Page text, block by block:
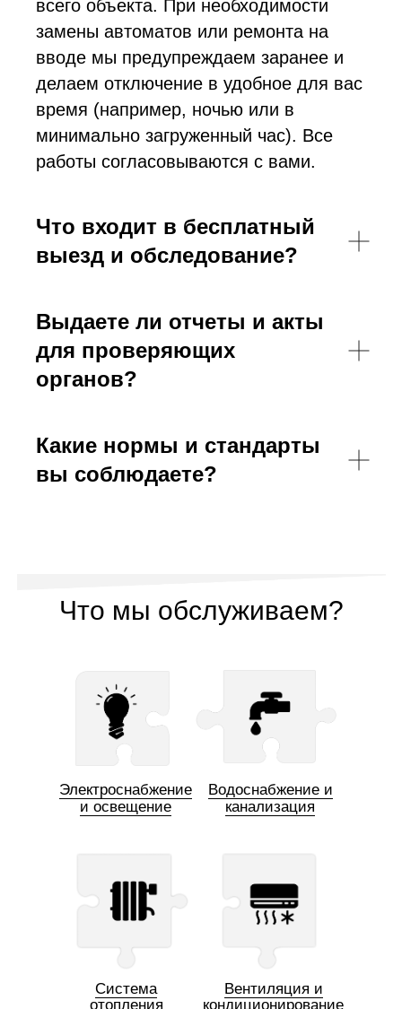
всего объекта. При необходимости
замены автоматов или ремонта на
вводе мы предупреждаем заранее и
делаем отключение в удобное для вас
время (например, ночью или в
минимально загруженный час). Все
работы согласовываются с вами.
Что входит в бесплатный
выезд и обследование?
Выдаете ли отчеты и акты
для проверяющих
органов?
Какие нормы и стандарты
вы соблюдаете?
Электроснабжение
и освещение
Водоснабжение и
канализация
Вентиляция и
кондиционирование
Система
отопления
Что мы обслуживаем?